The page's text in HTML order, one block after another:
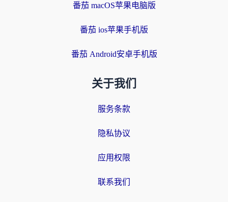
番茄 macOS苹果电脑版
番茄 ios苹果手机版
番茄 Android安卓手机版
关于我们
服务条款
隐私协议
应用权限
联系我们